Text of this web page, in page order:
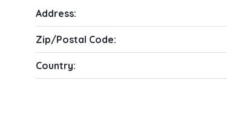
Address:
Zip/Postal Code:
Country: